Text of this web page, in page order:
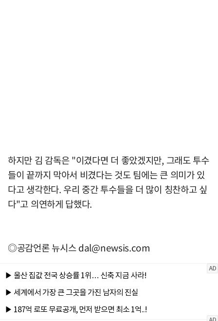
하지만 김 감독은 "이겼다면 더 좋았겠지만, 그래도 투수
들이 끝까지 막아서 비겼다는 것도 팀에는 큰 의미가 있
다고 생각한다. 우리 중간 투수들을 더 많이 칭찬하고 싶
다"고 의연하게 답했다.
◎공감언론 뉴시스dal@newsis.com